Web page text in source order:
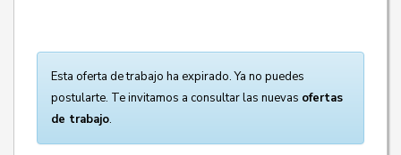
Esta oferta de trabajo ha expirado. Ya no puedes
postularte. Te invitamos a consultar las nuevas ofertas
de trabajo.